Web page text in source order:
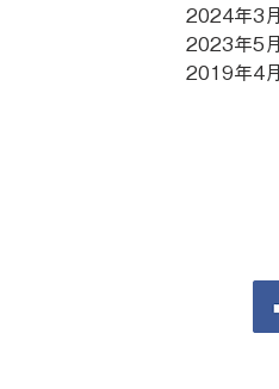
2024年3月
2023年5月
2019年4月